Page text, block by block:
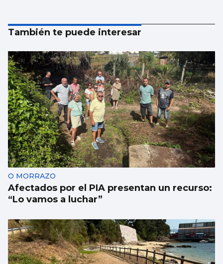
También te puede interesar
O MORRAZO
Afectados por el PIA presentan un recurso:
“Lo vamos a luchar”